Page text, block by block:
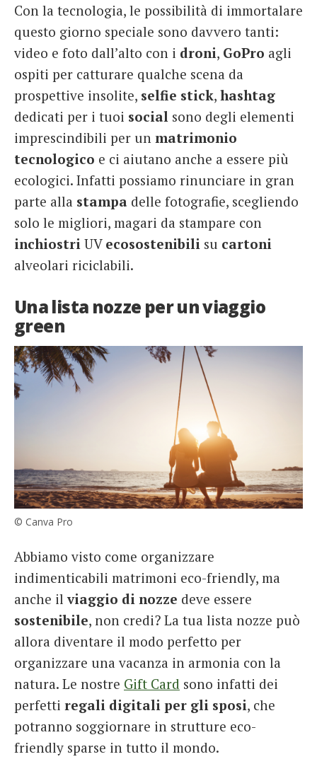
Con la tecnologia, le possibilità di immortalare
questo giorno speciale sono davvero tanti:
video e foto dall’alto con i droni, GoPro agli
ospiti per catturare qualche scena da
prospettive insolite, selfie stick, hashtag
dedicati per i tuoi social sono degli elementi
imprescindibili per un matrimonio
tecnologico e ci aiutano anche a essere più
ecologici. Infatti possiamo rinunciare in gran
parte alla stampa delle fotografie, scegliendo
solo le migliori, magari da stampare con
inchiostri UV ecosostenibili su cartoni
alveolari riciclabili.
Una lista nozze per un viaggio
green
© Canva Pro
Abbiamo visto come organizzare
indimenticabili matrimoni eco-friendly, ma
anche ilviaggio di nozze deve essere
sostenibile, non credi? La tua lista nozze può
allora diventare il modo perfetto per
organizzare una vacanza in armonia con la
natura. Le nostre Gift Card sono infatti dei
perfetti regali digitali per gli sposi, che
potranno soggiornare in strutture eco-
friendly sparse in tutto il mondo.